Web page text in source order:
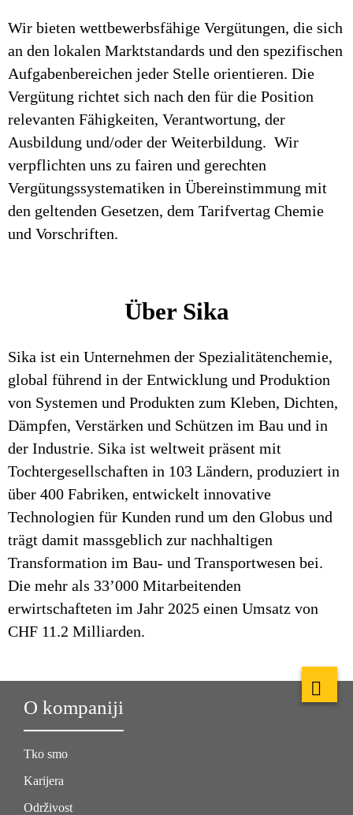
Wir bieten wettbewerbsfähige Vergütungen, die sich
an den lokalen Marktstandards und den spezifischen
Aufgabenbereichen jeder Stelle orientieren. Die
Vergütung richtet sich nach den für die Position
relevanten Fähigkeiten, Verantwortung, der
Ausbildung und/oder der Weiterbildung. Wir
verpflichten uns zu fairen und gerechten
Vergütungssystematiken in Übereinstimmung mit
den geltenden Gesetzen, dem Tarifvertag Chemie
und Vorschriften.
Über Sika
Sika ist ein Unternehmen der Spezialitätenchemie,
global führend in der Entwicklung und Produktion
von Systemen und Produkten zum Kleben, Dichten,
Dämpfen, Verstärken und Schützen im Bau und in
der Industrie. Sika ist weltweit präsent mit
Tochtergesellschaften in 103 Ländern, produziert in
über 400 Fabriken, entwickelt innovative
Technologien für Kunden rund um den Globus und
trägt damit massgeblich zur nachhaltigen
Transformation im Bau- und Transportwesen bei.
Die mehr als 33’000 Mitarbeitenden
erwirtschafteten im Jahr 2025 einen Umsatz von
CHF 11.2 Milliarden.
O kompaniji
Tko smo
Karijera
Održivost